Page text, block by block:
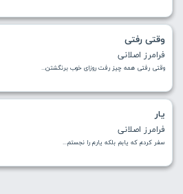
وقتی رفتی
فرامرز اصلانی
وقتی رفتی همه چیز رفت‌ روزای خوب برنگشتن...
یار
فرامرز اصلانی
سفر کردم که یابم بلکه یارم را نجستم...